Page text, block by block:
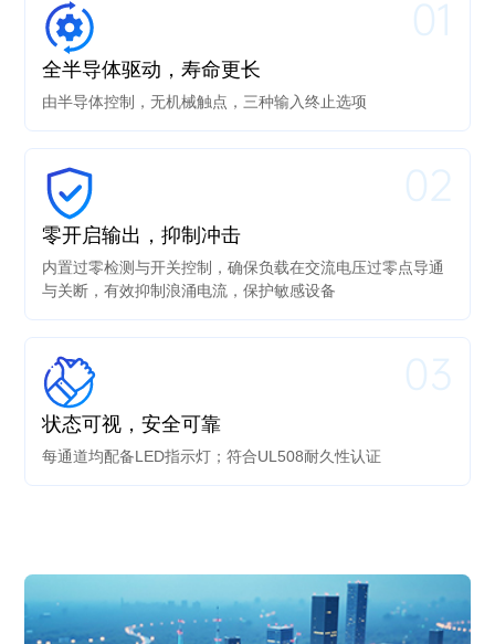
全半导体驱动，寿命更长
由半导体控制，无机械触点，三种输入终止选项
01
零开启输出，抑制冲击
内置过零检测与开关控制，确保负载在交流电压过零点导通
与关断，有效抑制浪涌电流，保护敏感设备
02
状态可视，安全可靠
每通道均配备LED指示灯；符合UL508耐久性认证
03